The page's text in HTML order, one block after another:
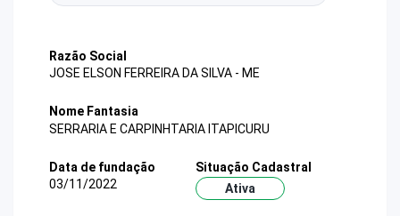
Razão Social
JOSE ELSON FERREIRA DA SILVA - ME
Nome Fantasia
SERRARIA E CARPINHTARIA ITAPICURU
Data de fundação
03/11/2022
Situação Cadastral
Ativa